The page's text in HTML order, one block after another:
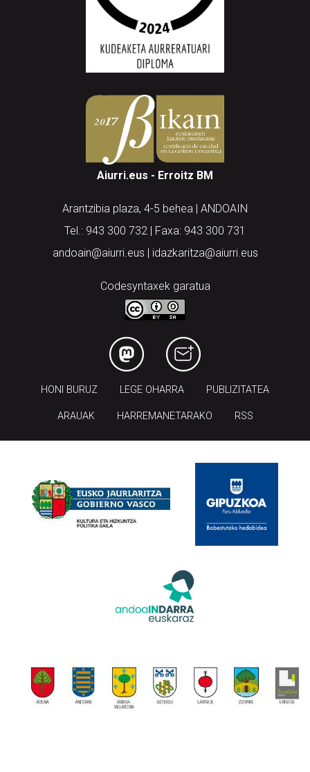
Aiurri.eus - Erroitz BM
Arantzibia plaza, 4-5 behea | ANDOAIN
Tel.: 943 300 732 | Faxa: 943 300 731
andoain@aiurri.eus | idazkaritza@aiurri.eus
Codesyntaxek garatua
HONI BURUZ LEGE OHARRA PUBLIZITATEA
ARAUAK HARREMANETARAKO RSS